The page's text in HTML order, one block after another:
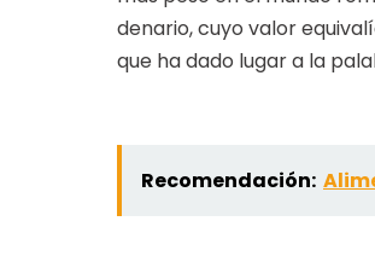
denario, cuyo valor
que ha dado lugar a la
Recomendación: